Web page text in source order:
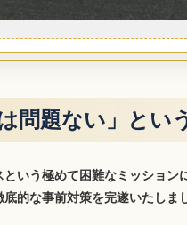
問題ない」とい
いう極めて困難なミッショ
的な事前対策を完遂いたしま